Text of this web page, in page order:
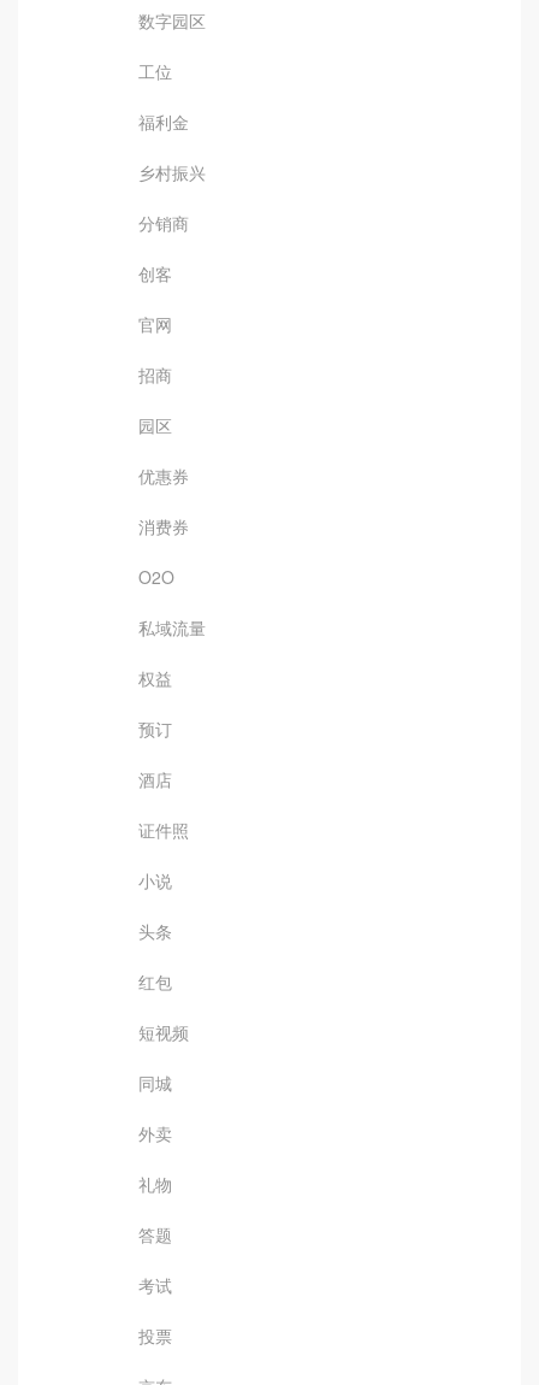
数字园区
工位
福利金
乡村振兴
分销商
创客
官网
招商
园区
优惠券
消费券
O2O
私域流量
权益
预订
酒店
证件照
小说
头条
红包
短视频
同城
外卖
礼物
答题
考试
投票